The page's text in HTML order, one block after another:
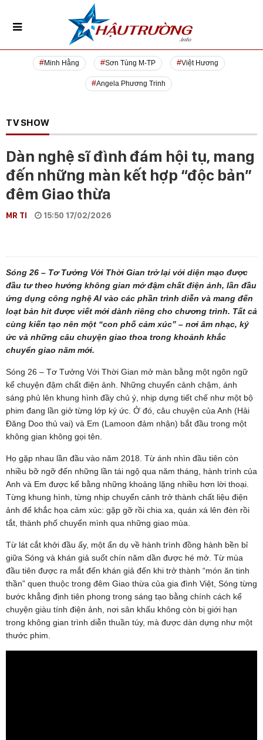
Minh Hằng Sơn Tùng M-TP Việt Hương
Angela Phương Trinh
TV SHOW
Dàn nghệ sĩ đình đám hội tụ, mang
đến những màn kết hợp “độc bản”
đêm Giao thừa
MR TI 15:50 17/02/2026
Sóng 26 – Tơ Tưởng Với Thời Gian trở lại với diện mạo được
đầu tư theo hướng không gian mở đậm chất điện ảnh, lần đầu
ứng dụng công nghệ AI vào các phần trình diễn và mang đến
loạt bản hit được viết mới dành riêng cho chương trình. Tất cả
cùng kiến tạo nên một “con phố cảm xúc” – nơi âm nhạc, ký
ức và những câu chuyện giao thoa trong khoảnh khắc
chuyển giao năm mới.
Sóng 26 – Tơ Tưởng Với Thời Gian mở màn bằng một ngôn ngữ
kể chuyện đậm chất điện ảnh. Những chuyển cảnh chậm, ánh
sáng phủ lên khung hình đầy chủ ý, nhịp dựng tiết chế như một bộ
phim đang lần giở từng lớp ký ức. Ở đó, câu chuyện của Anh (Hải
Đăng Doo thủ vai) và Em (Lamoon đảm nhận) bắt đầu trong một
không gian không gọi tên.
Họ gặp nhau lần đầu vào năm 2018. Từ ánh nhìn đầu tiên còn
nhiều bỡ ngỡ đến những lần tái ngộ qua năm tháng, hành trình của
Anh và Em được kể bằng những khoảng lặng nhiều hơn lời thoại.
Từng khung hình, từng nhịp chuyển cảnh trở thành chất liệu điện
ảnh để khắc họa cảm xúc: gặp gỡ rồi chia xa, quán xá lên đèn rồi
tắt, thành phố chuyển mình qua những giao mùa.
Từ lát cắt khởi đầu ấy, một ẩn dụ về hành trình đồng hành bền bỉ
giữa Sóng và khán giả suốt chín năm dần được hé mở. Từ mùa
đầu tiên được ra mắt đến khán giả đến khi trở thành “món ăn tinh
thần” quen thuộc trong đêm Giao thừa của gia đình Việt, Sóng từng
bước khẳng định tiên phong trong sáng tạo bằng chính cách kể
chuyện giàu tính điện ảnh, nơi sân khấu không còn bị giới hạn
trong không gian trình diễn thuần túy, mà được dàn dựng như một
thước phim.